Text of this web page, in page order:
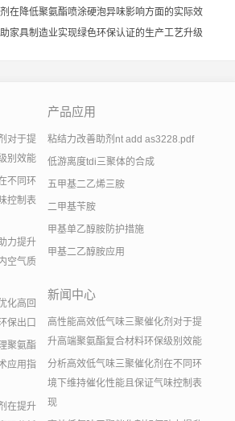
在降低聚氨酯喷涂硬泡异味影响方面的实际效
家具制造业实现绿色环保认证的生产工艺升级
对于提
别效能
不同环
控制表
力提升
空气质
化高回
保出口
聚氨酯
应用指
在提升
产品应用
粘结力改善助剂nt add as3228.pdf
低游离度tdi三聚体的合成
五甲基二乙烯三胺
二甲基苄胺
甲基单乙醇胺防护措施
甲基二乙醇胺应用
新闻中心
高性能高效低气味三聚催化剂对于提
升高端聚氨酯复合材料环保级别效能
分析高效低气味三聚催化剂在不同环
境下维持催化性能且保证气味控制表
现